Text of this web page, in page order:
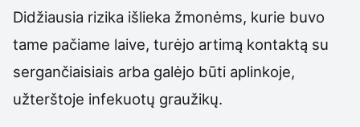
Didžiausia rizika išlieka žmonėms, kurie buvo
tame pačiame laive, turėjo artimą kontaktą su
sergančiaisiais arba galėjo būti aplinkoje,
užterštoje infekuotų graužikų.